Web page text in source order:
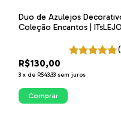
Duo de Azulejos
Coleção Encantos | ITsLEJO
R$130,00
3 x de R$43,33 sem juros
Comprar